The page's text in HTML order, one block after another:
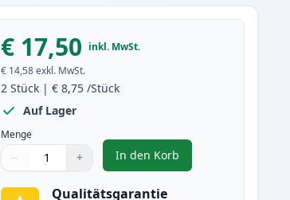
€ 17,50 inkl. MwSt.
€ 14,58 exkl. MwSt.
2 Stück |€ 8,75 /Stück
Auf Lager
Menge
Menge
Verwenden Sie die Tasten, um anzupassen
− +
Menge 1
In den Korb
, 2 stück Brother LC123
Qualitätsgarantie